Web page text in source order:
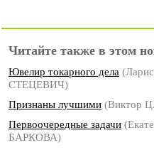
Читайте также в этом
Ювелир токарного дела
СТЕЦЕВИЧ)
Признаны лучшими (Виктор
Первоочередные задачи
БАРКОВА)